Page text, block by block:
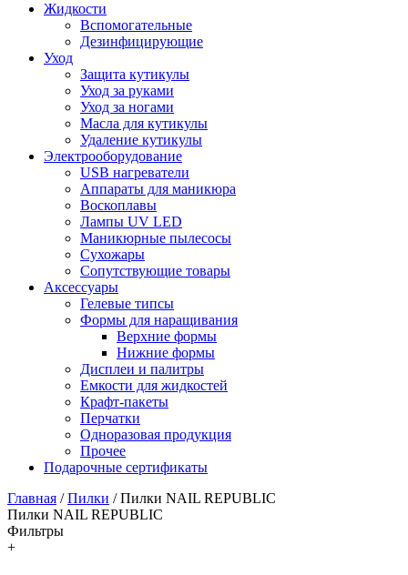
Жидкости
Вспомогательные
Дезинфицирующие
Уход
Защита кутикулы
Уход за руками
Уход за ногами
Масла для кутикулы
Удаление кутикулы
Электрооборудование
USB нагреватели
Аппараты для маникюра
Воскоплавы
Лампы UV LED
Маникюрные пылесосы
Сухожары
Сопутствующие товары
Аксессуары
Гелевые типсы
Формы для наращивания
Верхние формы
Нижние формы
Дисплеи и палитры
Емкости для жидкостей
Крафт-пакеты
Перчатки
Одноразовая продукция
Прочее
Подарочные сертификаты
Главная /Пилки /Пилки NAIL REPUBLIC
Пилки NAIL REPUBLIC
Фильтры
+